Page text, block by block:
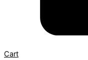
Cart